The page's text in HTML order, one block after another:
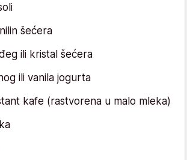
šećera
ili kristal šećera
ili vanila jogurta
kafe (rastvorena u malo mleka)